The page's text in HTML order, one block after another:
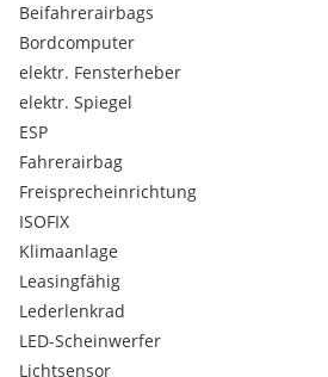
team swoboda - best service for you
Symbolfotos
Serienausstattungen:
Bremsassistent
Außentemperaturanzeige
Drehzahlmesser
Fahrersitz höhenverstellbar
Instrumentenbeleuchtung weiß
Lenkrad höhen- und längsverstellbar
Kofferraumbeleuchtung
Außenspiegel in Wagenfarbe
Beifahrerairbags
Bordcomputer
elektr. Fensterheber
elektr. Spiegel
ESP
Fahrerairbag
Freisprecheinrichtung
ISOFIX
Klimaanlage
Leasingfähig
Lederlenkrad
LED-Scheinwerfer
Lichtsensor